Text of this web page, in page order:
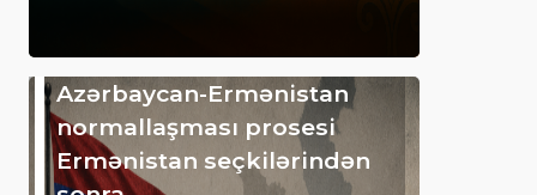
Azərbaycan-Ermənistan
normallaşması prosesi
Ermənistan seçkilərindən